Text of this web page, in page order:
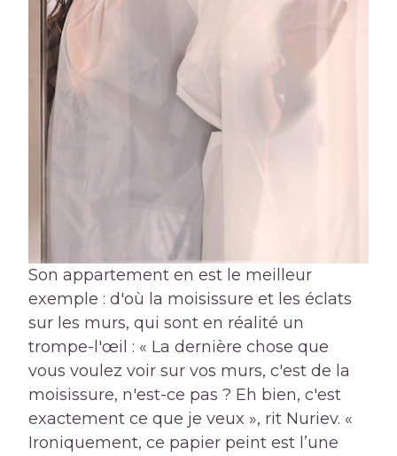
Son appartement en est le meilleur
exemple : d'où la moisissure et les éclats
sur les murs, qui sont en réalité un
trompe-l'œil : « La dernière chose que
vous voulez voir sur vos murs, c'est de la
moisissure, n'est-ce pas ? Eh bien, c'est
exactement ce que je veux », rit Nuriev. «
Ironiquement, ce papier peint est l’une